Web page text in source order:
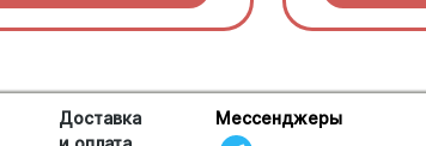
Доставка
Мессенджеры